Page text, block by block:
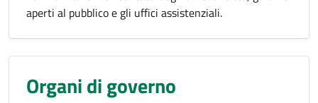
aperti al pubblico e gli uffici assistenziali.
Organi di governo